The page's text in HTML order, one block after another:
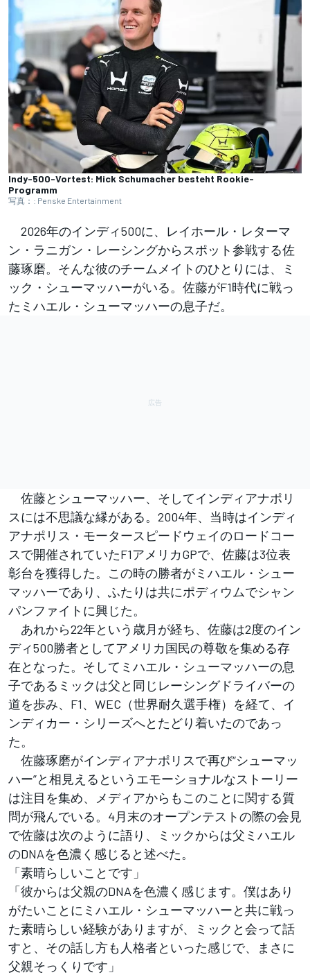
Indy-500-Vortest: Mick Schumacher besteht Rookie-
Programm
写真：: Penske Entertainment
2026年のインディ500に、レイホール・レターマ
ン・ラニガン・レーシングからスポット参戦する佐
藤琢磨。そんな彼のチームメイトのひとりには、ミ
ック・シューマッハーがいる。佐藤がF1時代に戦っ
たミハエル・シューマッハーの息子だ。
佐藤とシューマッハー、そしてインディアナポリ
スには不思議な縁がある。2004年、当時はインディ
アナポリス・モータースピードウェイのロードコー
スで開催されていたF1アメリカGPで、佐藤は3位表
彰台を獲得した。この時の勝者がミハエル・シュー
マッハーであり、ふたりは共にポディウムでシャン
パンファイトに興じた。
あれから22年という歳月が経ち、佐藤は2度のイン
ディ500勝者としてアメリカ国民の尊敬を集める存
在となった。そしてミハエル・シューマッハーの息
子であるミックは父と同じレーシングドライバーの
道を歩み、F1、WEC（世界耐久選手権）を経て、イ
ンディカー・シリーズへとたどり着いたのであっ
た。
佐藤琢磨がインディアナポリスで再び“シューマッ
ハー”と相見えるというエモーショナルなストーリー
は注目を集め、メディアからもこのことに関する質
問が飛んでいる。4月末のオープンテストの際の会見
で佐藤は次のように語り、ミックからは父ミハエル
のDNAを色濃く感じると述べた。
「素晴らしいことです」
「彼からは父親のDNAを色濃く感じます。僕はあり
がたいことにミハエル・シューマッハーと共に戦っ
た素晴らしい経験がありますが、ミックと会って話
すと、その話し方も人格者といった感じで、まさに
父親そっくりです」